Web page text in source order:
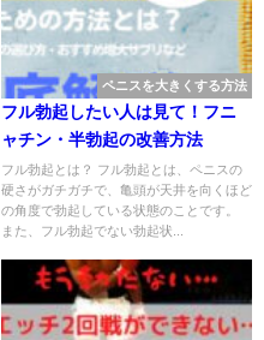
ペニスを大きくする方法
フル勃起したい人は見て！フニ
ャチン・半勃起の改善方法
フル勃起とは？ フル勃起とは、ペニスの
硬さがガチガチで、亀頭が天井を向くほど
の角度で勃起している状態のことです。
また、フル勃起でない勃起状...